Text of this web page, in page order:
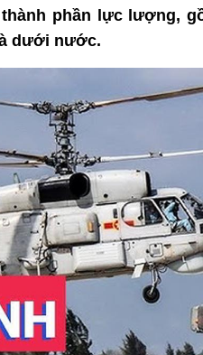
phần lực lượng,
dưới nước.